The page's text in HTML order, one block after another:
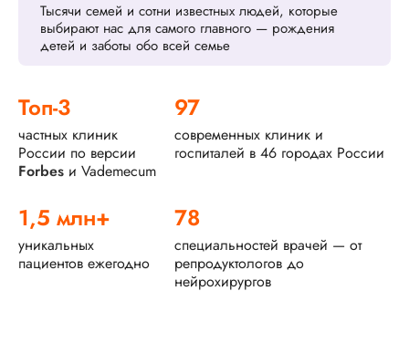
Тысячи семей и сотни известных людей, которые
выбирают нас для самого главного — рождения
детей и заботы обо всей семье
Топ-3
частных клиник
России по версии
Forbes и Vademecum
97
современных клиник и
госпиталей в 46 городах России
1,5 млн+
уникальных
пациентов ежегодно
78
специальностей врачей — от
репродуктологов до
нейрохирургов